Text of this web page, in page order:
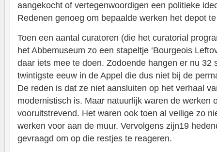
aangekocht of vertegenwoordigen een politieke
Redenen genoeg om bepaalde werken het depot
Toen een aantal curatoren (die het curatorial
het Abbemuseum zo een stapeltje ‘Bourgeois
daar iets mee te doen. Zodoende hangen er nu 32
twintigste eeuw in de Appel die dus niet bij de
De reden is dat ze niet aansluiten op het verhaal
modernistisch is. Maar natuurlijk waren de werken
vooruitstrevend. Het waren ook toen al veilige zo
werken voor aan de muur. Vervolgens zijn19
gevraagd om op die restjes te reageren.